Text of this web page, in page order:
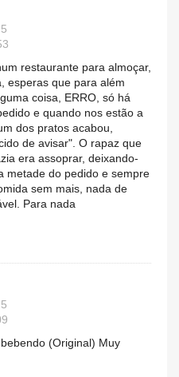
restaurante para almoçar,
esperas que para além
coisa, ERRO, só há
e quando nos estão a
dos pratos acabou,
de avisar". O rapaz que
era assoprar, deixando-
metade do pedido e sempre
sem mais, nada de
Para nada
(Original) Muy